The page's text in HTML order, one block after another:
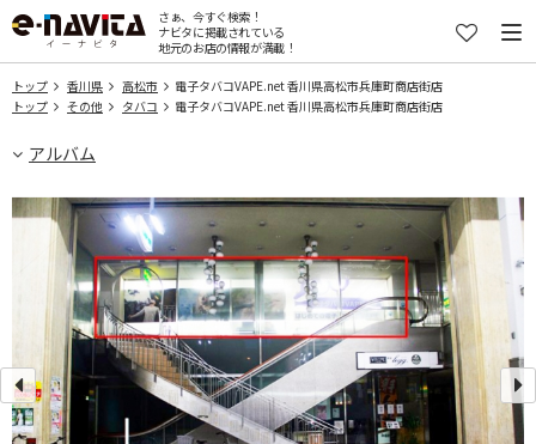
さぁ、今すぐ検索！
ナビタに掲載されている
地元のお店の情報が満載！
トップ 香川県 高松市
電子タバコVAPE.net 香川県高松市兵庫町商店街店
トップ
その他 タバコ 電子タバコVAPE.net 香川県高松市兵庫町商店街店
アルバム